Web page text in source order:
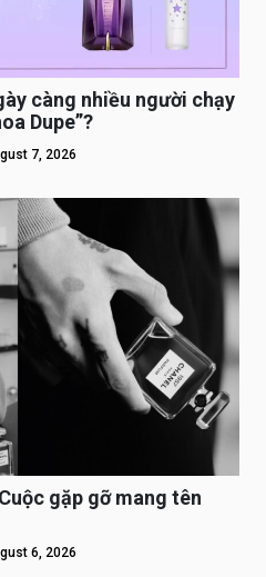
càng nhiều người chạy
Dupe”?
7, 2026
gặp gỡ mang tên
6, 2026